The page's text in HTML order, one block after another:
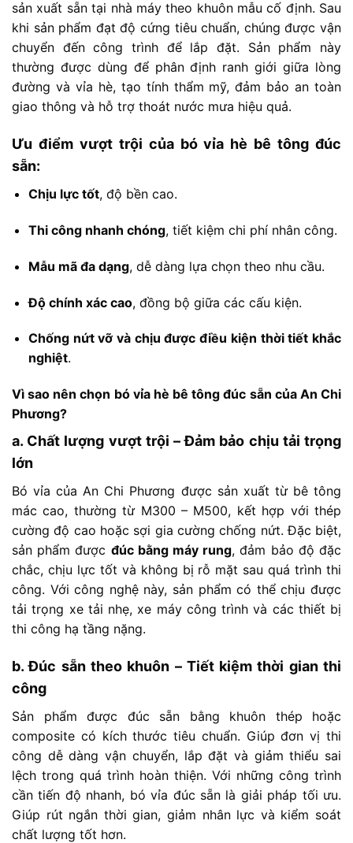
sản xuất sẵntại nhà máytheo khuôn mẫucố định. Sau
khi sản phẩm đạtđộcứng tiêuchuẩn, chúngđượcvận
chuyển đếncôngtrình để lắpđặt. Sản phẩm này
thường được dùng để phânđịnh ranhgiớigiữa lòng
đường và vỉa hè, tạo tính thẩm mỹ,đảm bảoantoàn
giao thông và hỗ trợ thoát nước mưa hiệu quả.
Ưu điểm vượt trội của bóvỉa hè bêtôngđúc
sẵn:
Chịu lực tốt, độ bền cao.
Thi công nhanh chóng, tiết kiệm chi phí nhân công.
Mẫu mã đa dạng, dễ dàng lựa chọn theo nhu cầu.
Độ chính xác cao, đồng bộ giữa các cấu kiện.
Chống nứtvỡ và chịuđượcđiều kiện thờitiết khắc
nghiệt.
Vìsao nênchọn bó vỉa hè bêtôngđúc sẵn của AnChi
Phương?
a. Chất lượng vượt trội –Đảm bảo chịu tảitrọng
lớn
BóvỉacủaAn Chi Phương được sản xuất từ bêtông
máccao, thườngtừ M300 – M500, kết hợp vớithép
cườngđộ cao hoặc sợi gia cườngchống nứt.Đặc biệt,
sản phẩmđược đúc bằng máy rung,đảm bảo độđặc
chắc, chịu lực tốt và không bị rỗ mặt sauquátrìnhthi
công. Vớicông nghệ này, sản phẩmcó thểchịuđược
tảitrọng xe tải nhẹ, xe máy công trìnhvà các thiết bị
thi công hạ tầng nặng.
b.Đúc sẵn theo khuôn – Tiết kiệmthời gianthi
công
Sản phẩm được đúc sẵn bằng khuôn thép hoặc
composite có kíchthướctiêu chuẩn. Giúpđơnvịthi
công dễdàngvận chuyển, lắpđặt và giảmthiểu sai
lệch trong quá trình hoàn thiện. Với những công trình
cầntiến độ nhanh, bóvỉa đúc sẵn là giải pháp tối ưu.
Giúp rút ngắn thờigian,giảm nhân lực và kiểm soát
chất lượng tốt hơn.